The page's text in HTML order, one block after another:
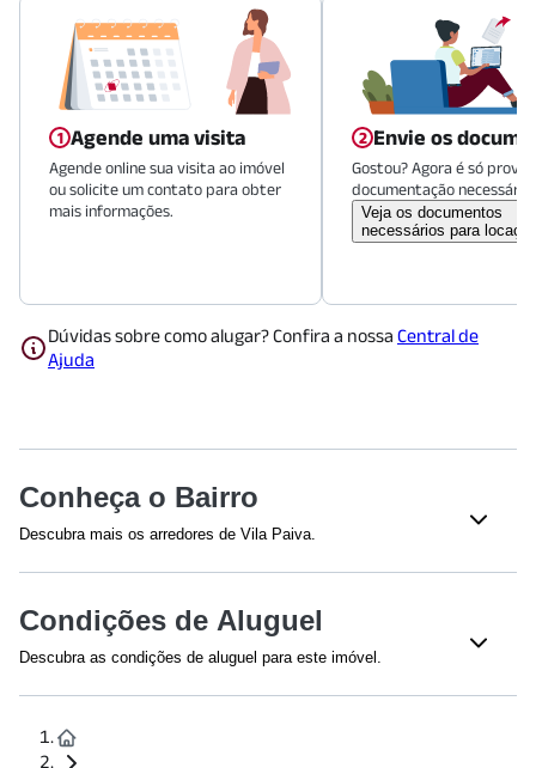
Agende uma visita
Agende online sua visita ao imóvel
ou solicite um contato para obter
mais informações.
Envie os
Gostou? Agora é só
documentação necessária.
Veja os documentos
necessários para
Dúvidas sobre como alugar? Confira a nossa Central de
Ajuda
Conheça o Bairro
Descubra mais os arredores de Vila Paiva.
UNIP - Vila Guilherme( 1456m)
Colégio Jardim São Paulo - Unidade Cataguases
1638m)
Escola Estadual Buenos Aires(1658m)
Condições de Aluguel
Descubra as condições de aluguel para este imóvel.
proposta.
Para fiança dispensada, a renda mínima é calculada em 4 vezes